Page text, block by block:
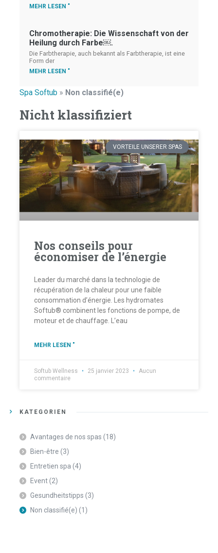
MEHR LESEN "
Chromotherapie: Die Wissenschaft von der
Heilung durch Farbe￼.
Die Farbtherapie, auch bekannt als Farbtherapie, ist eine
Form der
MEHR LESEN "
Spa Softub » Non classifié(e)
Nicht klassifiziert
VORTEILE UNSERER SPAS
Nos conseils pour
économiser de l’énergie
Leader du marché dans la technologie de
récupération de la chaleur pour une faible
consommation d’énergie. Les hydromates
Softub® combinent les fonctions de pompe, de
moteur et de chauffage. L’eau
MEHR LESEN "
Softub Wellness 25 janvier 2023
Aucun
commentaire
KATEGORIEN
Avantages de nos spas (18)
Bien-être (3)
Entretien spa (4)
Event(2)
Gesundheitstipps (3)
Non classifié(e) (1)